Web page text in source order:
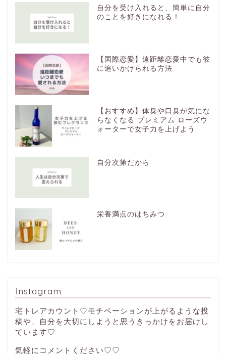
自分を受け入れると、簡単に自分
のことを好きになれる！
【国際恋愛】遠距離恋愛中でも彼
に追いかけられる方法
【おすすめ】体臭や口臭が気にな
らなくなる プレミアム ローズウ
ォーターで女子力を上げよう
自分次第だから
栄養満点のはちみつ
Instagram
宅トレアカウント♡モチベーションが上がるような投
稿や、自分を大切にしようと思うきっかけをお届けし
ています♡
気軽にコメントください♡♡